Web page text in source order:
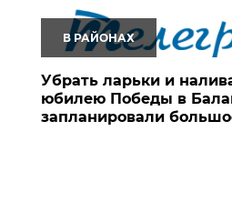
В РАЙОНАХ
Убрать ларьки и
юбилею Победы в
запланировали